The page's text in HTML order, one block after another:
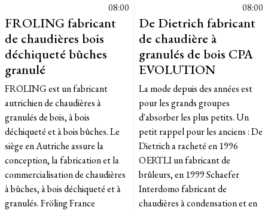
08:00
FROLING fabricant
de chaudières bois
déchiqueté bûches
granulé
FROLING est un fabricant
autrichien de chaudières à
granulés de bois, à bois
déchiqueté et à bois bûches. Le
siège en Autriche assure la
conception, la fabrication et la
commercialisation de chaudières
à bûches, à bois déchiqueté et à
granulés. Fröling France
08:00
De Dietrich fabricant
de chaudière à
granulés de bois CPA
EVOLUTION
La mode depuis des années est
pour les grands groupes
d'absorber les plus petits. Un
petit rappel pour les anciens : De
Dietrich a racheté en 1996
OERTLI un fabricant de
brûleurs, en 1999 Schaefer
Interdomo fabricant de
chaudières à condensation et en